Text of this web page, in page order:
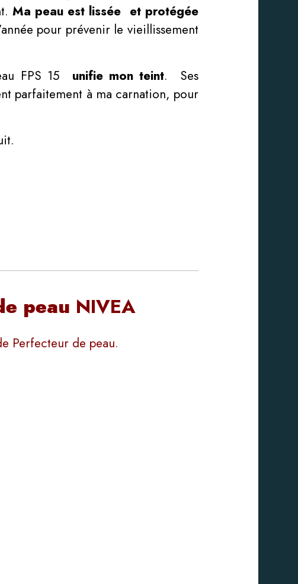
Ma peau est lissée et protégée
pour prévenir le vieillissement
FPS 15 unifie mon teint. Ses
parfaitement à ma carnation, pour
peau NIVEA
Perfecteur de peau.